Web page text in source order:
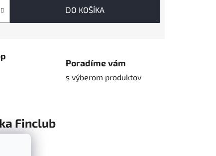
DO KOŠÍKA
Poradíme vám
s výberom produktov
Finclub